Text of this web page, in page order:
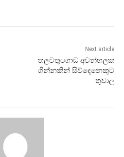
Next article
තලවතුගොඩ අවන්හලක
ගින්නකින් සිව්දෙනෙකුට
තුවාල